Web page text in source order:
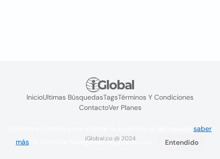
InicioUltimas BúsquedasTagsTérminos Y Condiciones
ContactoVer Planes
iGlobal.co @ 2024
saber
más . Si continúa navegando acepta su uso. Entendido